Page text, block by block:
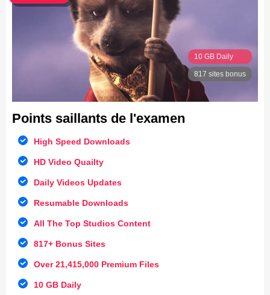
10 GB Daily
817 sites bonus
Points saillants de l'examen
High Speed Downloads
HD Video Quailty
Daily Videos Updates
Resumable Downloads
All The Top Studios Content
817+ Bonus Sites
Over 21,415,000 Premium Files
10 GB Daily